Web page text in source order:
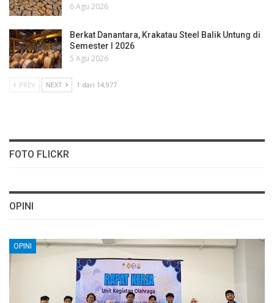
6 Agu 2026
Berkat Danantara, Krakatau Steel Balik Untung di
Semester I 2026
5 Agu 2026
PREV NEXT 1 dari 14,977
FOTO FLICKR
OPINI
OPINI